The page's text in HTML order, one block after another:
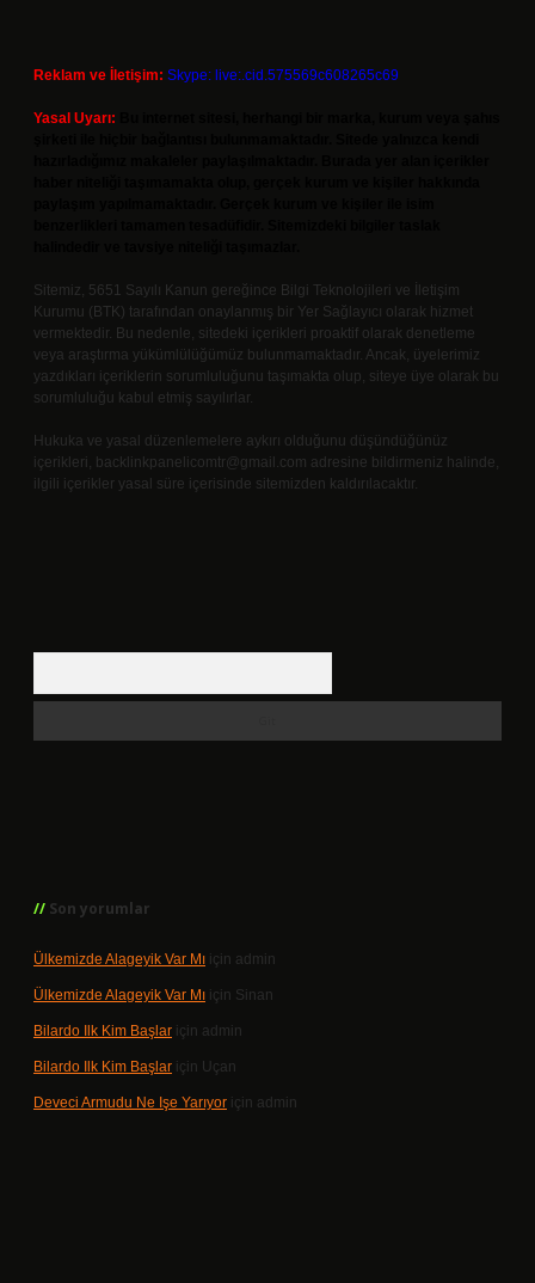
Reklam ve İletişim: Skype: live:.cid.575569c608265c69
Yasal Uyarı:
Sitemiz, 5651 Sayılı Kanun gereğince Bilgi Teknolojileri ve İletişim
Kurumu (BTK) tarafından onaylanmış bir Yer Sağlayıcı olarak hizmet
vermektedir. Bu nedenle, sitedeki içerikleri proaktif olarak denetleme
veya araştırma yükümlülüğümüz bulunmamaktadır. Ancak, üyelerimiz
yazdıkları içeriklerin sorumluluğunu taşımakta olup, siteye üye olarak bu
sorumluluğu kabul etmiş sayılırlar.
Hukuka ve yasal düzenlemelere aykırı olduğunu düşündüğünüz
içerikleri, backlinkpanelicomtr@gmail.com adresine bildirmeniz halinde,
ilgili içerikler yasal süre içerisinde sitemizden kaldırılacaktır.
Son yorumlar
Ülkemizde Alageyik Var Mı için admin
Ülkemizde Alageyik Var Mı için Sinan
Bilardo Ilk Kim Başlar için admin
Bilardo Ilk Kim Başlar için Uçan
Deveci Armudu Ne Işe Yarıyor için admin